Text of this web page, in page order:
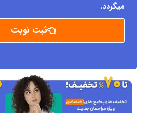
میگردد.
ثبت نوبت